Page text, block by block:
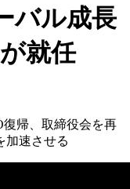
バル成長
就任
復帰、取締役会を再
加速させる